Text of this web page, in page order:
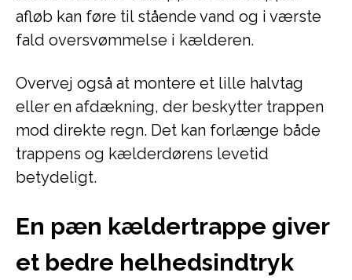
afløb kan føre til stående vand og i værste
fald oversvømmelse i kælderen.
Overvej også at montere et lille halvtag
eller en afdækning, der beskytter trappen
mod direkte regn. Det kan forlænge både
trappens og kælderdørens levetid
betydeligt.
En pæn kældertrappe giver
et bedre helhedsindtryk